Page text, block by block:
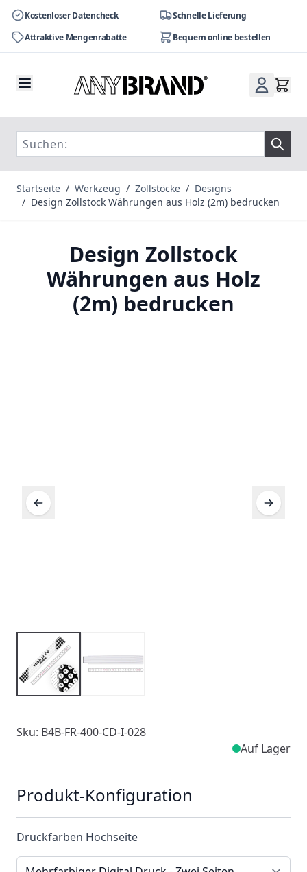
Kostenloser Datencheck
Schnelle Lieferung
Attraktive Mengenrabatte
Bequem online bestellen
Startseite / Werkzeug / Zollstöcke / Designs
/ Design Zollstock Währungen aus Holz (2m) bedrucken
Design Zollstock
Währungen aus Holz
(2m) bedrucken
Sku: B4B-FR-400-CD-I-028
Auf Lager
Produkt-Konfiguration
Druckfarben Hochseite